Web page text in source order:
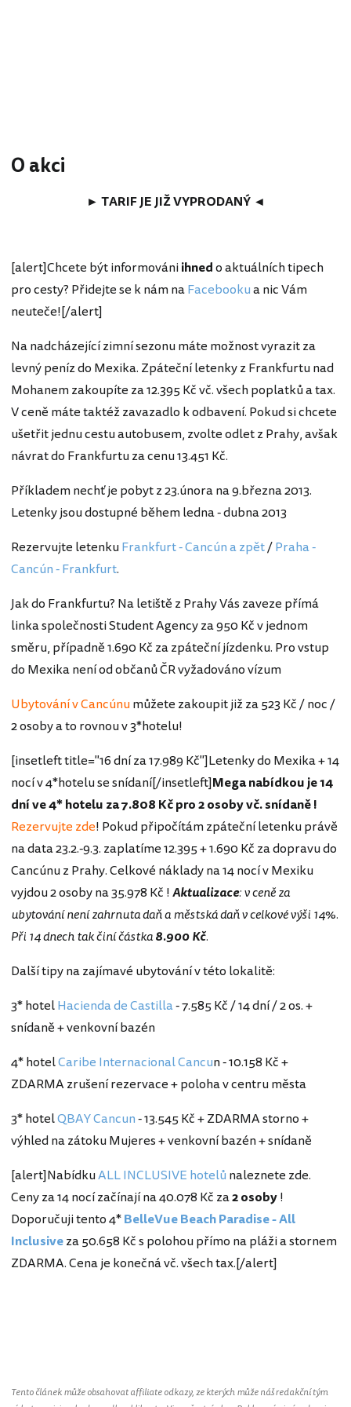
O akci
► TARIF JE JIŽ VYPRODANÝ ◄
[alert]Chcete být informovániihnedo aktuálních tipech
pro cesty? Přidejte se k nám naFacebookua nic Vám
neuteče![/alert]
Na nadcházející zimní sezonu máte možnost vyrazit za
levný peníz do Mexika. Zpáteční letenky z Frankfurtu nad
Mohanem zakoupíte za 12.395 Kč vč. všech poplatků a tax.
V ceně máte taktéž zavazadlo k odbavení. Pokud si chcete
ušetřit jednu cestu autobusem, zvolte odlet z Prahy, avšak
návrat do Frankfurtu za cenu 13.451 Kč.
Příkladem nechť je pobyt z 23.února na 9.března 2013.
Letenky jsou dostupné během ledna - dubna 2013
Rezervujte letenkuFrankfurt - Cancún a zpět/Praha -
Cancún - Frankfurt.
Jak do Frankfurtu? Na letiště z Prahy Vás zaveze přímá
linka společnosti Student Agency za 950 Kč v jednom
směru, případně 1.690 Kč za zpáteční jízdenku. Pro vstup
do Mexika není od občanů ČR vyžadováno vízum
Ubytování v Cancúnumůžete zakoupit již za 523 Kč / noc /
2 osoby a to rovnou v 3*hotelu!
[insetleft title="16 dní za 17.989 Kč"]Letenky do Mexika + 14
nocí v 4*hotelu se snídaní[/insetleft]Mega nabídkou je 14
dní ve 4* hotelu za 7.808 Kč pro 2 osoby vč. snídaně !
Rezervujte zde! Pokud připočítám zpáteční letenku právě
na data 23.2.-9.3. zaplatíme 12.395 + 1.690 Kč za dopravu do
Cancúnu z Prahy. Celkové náklady na 14 nocí v Mexiku
vyjdou 2 osoby na 35.978 Kč !Aktualizace: v ceně za
ubytování není zahrnuta daň a městská daň v celkové výši 14%.
Při 14 dnech tak činí částka8.900 Kč.
Další tipy na zajímavé ubytování v této lokalitě:
3* hotelHacienda de Castilla- 7.585 Kč / 14 dní / 2 os. +
snídaně + venkovní bazén
4* hotelCaribe Internacional Cancun - 10.158 Kč +
ZDARMA zrušení rezervace + poloha v centru města
3* hotelQBAY Cancun- 13.545 Kč + ZDARMA storno +
výhled na zátoku Mujeres + venkovní bazén + snídaně
[alert]NabídkuALL INCLUSIVE hotelů naleznete zde.
Ceny za 14 nocí začínají na 40.078 Kč za2 osoby!
Doporučuji tento 4*BelleVue Beach Paradise - All
Inclusiveza 50.658 Kč s polohou přímo na pláži a stornem
ZDARMA. Cena je konečná vč. všech tax.[/alert]
Tento článek může obsahovat affiliate odkazy, ze kterých může náš redakční tým